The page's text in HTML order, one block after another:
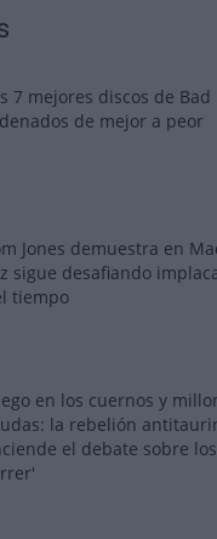
7 mejores discos de Bad
de mejor a peor
Jones demuestra en
sigue desafiando
tiempo
en los cuernos y
la rebelión
el debate sobre